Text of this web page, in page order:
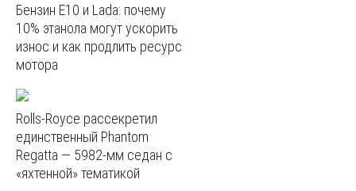
Бензин E10 и Lada: почему
10% этанола могут ускорить
износ и как продлить ресурс
мотора
Rolls-Royce рассекретил
единственный Phantom
Regatta — 5982‑мм седан с
«яхтенной» тематикой